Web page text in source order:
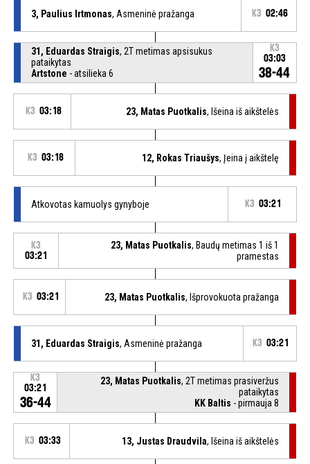
3, Paulius Irtmonas, Asmeninė pražanga K3 02:46
31, Eduardas Straigis, 2T metimas apsisukus
pataikytas
Artstone - atsilieka 6
K3
03:03
38-44
K3 03:18 23, Matas Puotkalis, Išeina iš aikštelės
K3 03:18 12, Rokas Triaušys, Įeina į aikštelę
Atkovotas kamuolys gynyboje K3 03:21
K3
03:21
23, Matas Puotkalis, Baudų metimas 1 iš 1
pramestas
K3 03:21 23, Matas Puotkalis, Išprovokuota pražanga
31, Eduardas Straigis, Asmeninė pražanga K3 03:21
K3
03:21
36-44
23, Matas Puotkalis, 2T metimas prasiveržus
pataikytas
KK Baltis - pirmauja 8
K3 03:33 13, Justas Draudvila, Išeina iš aikštelės